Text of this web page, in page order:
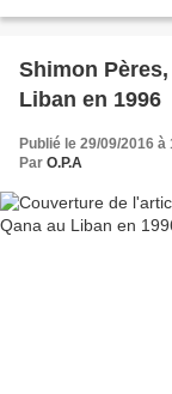
Shimon
Liban en 1996
Publié le 29/09/2016 à
Par O.P.A